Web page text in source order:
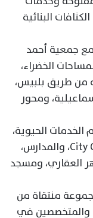
البنائية
جمعية أحمد
الخضراء،
ويتميز بقربه من طريق بلبيس،
ومحور
الحيوية،
من بينها مستشفى العبور العام، وCity Club، والمدارس،
العقاري، ومسجد
منتقاة من
والمتخصصين في